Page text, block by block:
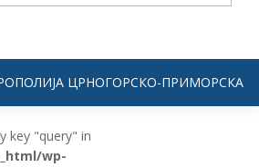
ЦРНОГОРСКО-ПРИМОРСКА
key "query" in
wp-